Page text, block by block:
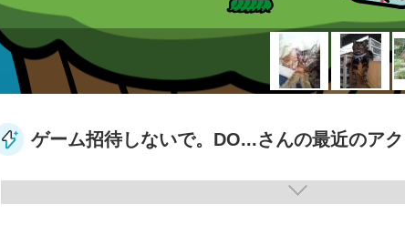
ゲーム招待しないで。DO...さんの最近のア